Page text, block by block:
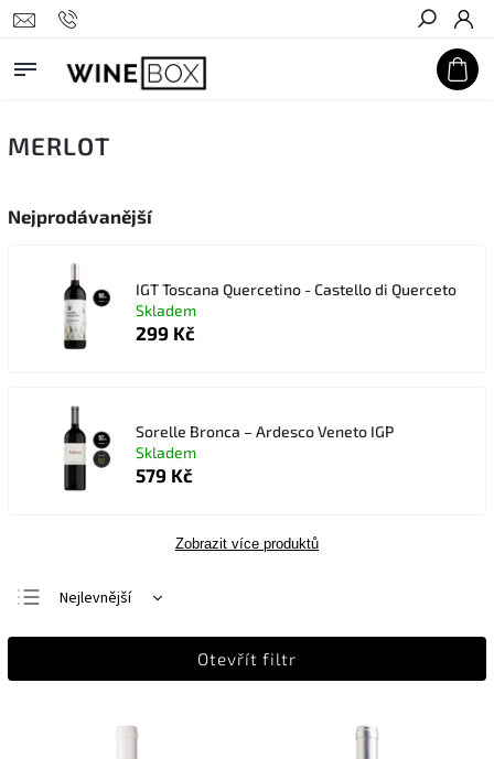
Hledat
MERLOT
Nejprodávanější
IGT Toscana Quercetino - Castello di Querceto
Skladem
299 Kč
Sorelle Bronca – Ardesco Veneto IGP
Skladem
579 Kč
Zobrazit více produktů
Nejlevnější
Nejdražší
Otevřít filtr